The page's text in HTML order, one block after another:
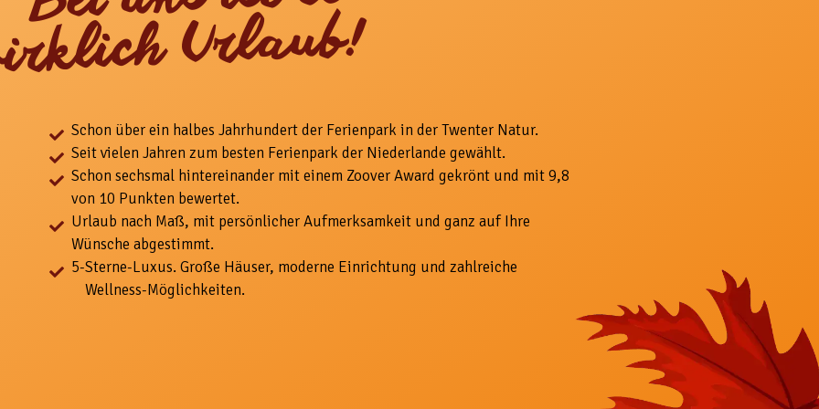
Urlaub!
Schon über ein halbes Jahrhundert der Ferienpark in der Twenter Natur.
Seit vielen Jahren zum besten Ferienpark der Niederlande gewählt.
Schon sechsmal hintereinander mit einem Zoover Award gekrönt und mit 9,8
von 10 Punkten bewertet.
Urlaub nach Maß, mit persönlicher Aufmerksamkeit und ganz auf Ihre
Wünsche abgestimmt.
5-Sterne-Luxus. Große Häuser, moderne Einrichtung und zahlreiche
Wellness-Möglichkeiten.